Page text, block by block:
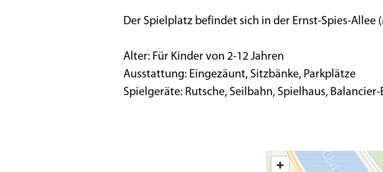
Der Spielplatz befindet sich in der Ernst-Spies-Allee
Alter: Für Kinder von 2-12 Jahren
Ausstattung: Eingezäunt, Sitzbänke, Parkplätze
Spielgeräte: Rutsche, Seilbahn, Spielhaus,